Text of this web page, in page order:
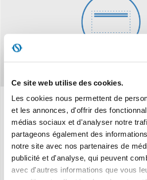
Ce site web utilise des cookies.
Les cookies nous permettent de
et les annonces, d'offrir des
médias sociaux et d'analyser notre
partageons également des
notre site avec nos partenaires de
publicité et d'analyse, qui peuvent
avec d'autres informations que vous
Version intégrée
Compact: Epaisseur